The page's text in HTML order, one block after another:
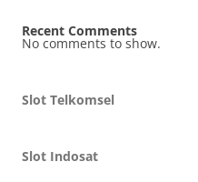
Recent Comments
No comments to show.
Slot Telkomsel
Slot Indosat